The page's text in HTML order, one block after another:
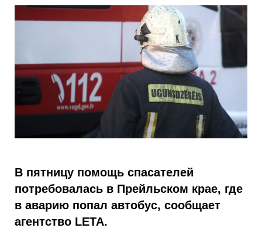
В пятницу помощь спасателей
потребовалась в Прейльском крае, где
в аварию попал автобус, сообщает
агентство LETA.